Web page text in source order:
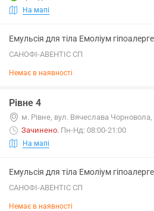
На мапі
Емульсія для тіла Емоліум
САНОФІ-АВЕНТІС СП
Немає в наявності
Рівне 4
м. Рівне, вул. Вячеслава Чорновола,
Зачинено. Пн-Нд: 08:00-21:00
На мапі
Емульсія для тіла Емоліум
САНОФІ-АВЕНТІС СП
Немає в наявності